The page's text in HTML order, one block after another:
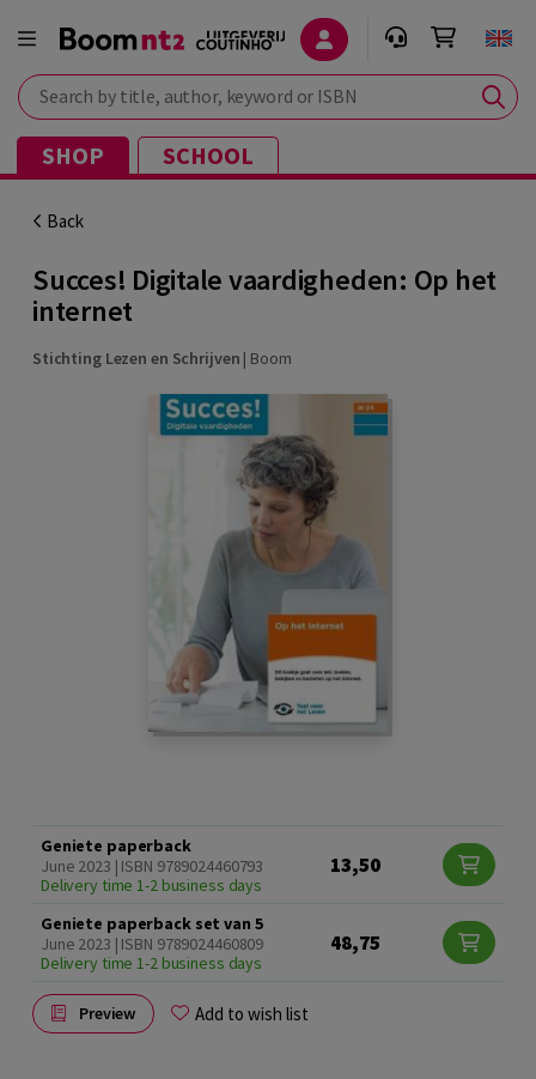
Search by title, author, keyword or ISBN
SHOP SCHOOL
Back
Succes! Digitale vaardigheden: Op het
internet
Stichting Lezen en Schrijven | Boom
Geniete paperback
June 2023 | ISBN 9789024460793
Delivery time 1-2 business days
13,50
Geniete paperback set van 5
June 2023 | ISBN 9789024460809
Delivery time 1-2 business days
48,75
Preview Add to wish list